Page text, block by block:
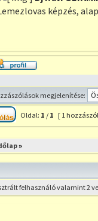
képzés,
Profil
megjelenítése:
Hozzászólás a témához
Oldal: 1 / 1 [ 1
»
felhasználó valamint 2